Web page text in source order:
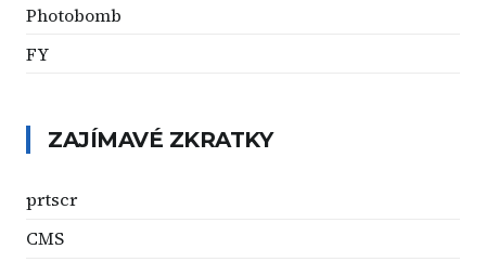
Photobomb
FY
ZAJÍMAVÉ ZKRATKY
prtscr
CMS